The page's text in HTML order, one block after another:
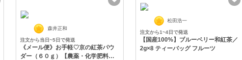
森井正和
注文から当日~5日で発送
《メール便》お手軽♡京の紅茶パウ
ダー（６０ｇ）【農薬・化学肥料・
松田浩一
注文から1~4日で発送
【国産100%】ブルーベリー和紅茶／
2g×8 ティーバッグ フルーツ